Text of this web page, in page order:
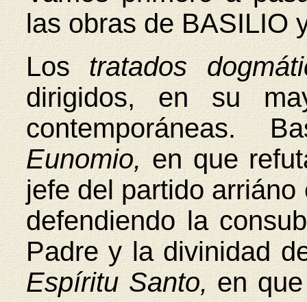
las obras de BASILIO
Lostratados
dirigidos, en su
contemporáneas.
Eunomio, en que
jefe del partido
defendiendo la
Padre y la divinidad
Espíritu Santo, en